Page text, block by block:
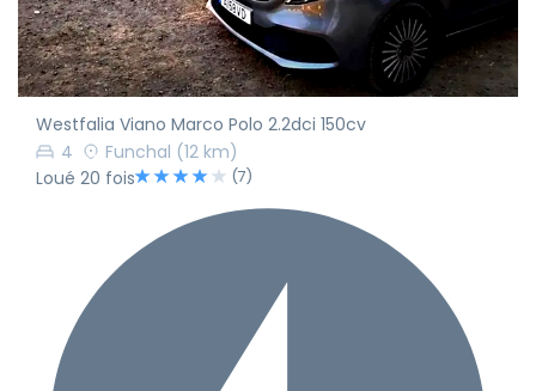
Westfalia Viano Marco Polo 2.2dci 150cv
4
Funchal (12 km)
Loué 20 fois
(7)